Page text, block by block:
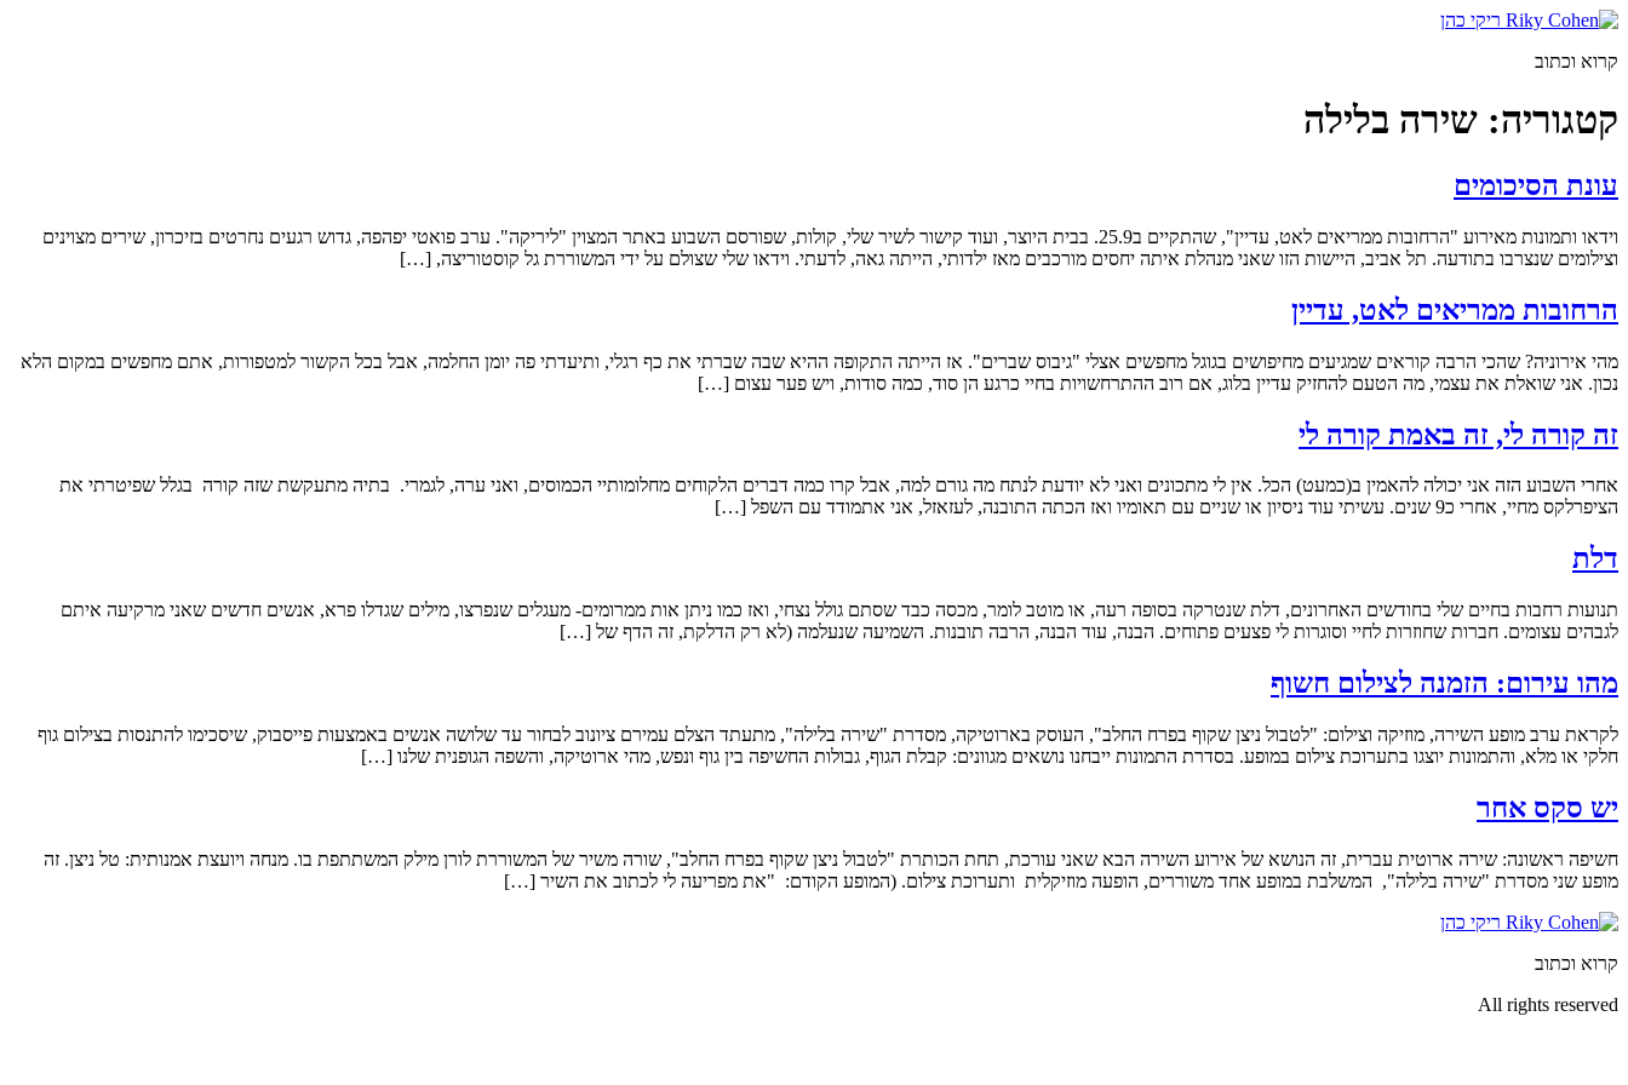
דלג
קרוא וכתוב
קטגוריה: שירה בלילה
עונת הסיכומים
וידאו ותמונות מאירוע "הרחובות ממריאים לאט, עדיין", שהתקיים ב25.9. בבית היוצר, ועוד קישור לשיר שלי, קולות, שפורסם השבוע באתר המצוין "ליריקה". ערב פואטי יפהפה, גדוש רגעים נחרטים בזיכרון, שירים מצוינים
וצילומים שנצרבו בתודעה. תל אביב, היישות הזו שאני מנהלת איתה יחסים מורכבים מאז ילדותי, הייתה גאה, לדעתי. וידאו שלי שצולם על ידי המשוררת גל קוסטוריצה, […]
הרחובות ממריאים לאט, עדיין
מהי אירוניה? שהכי הרבה קוראים שמגיעים מחיפושים בגוגל מחפשים אצלי "גיבוס שברים". אז הייתה התקופה ההיא שבה שברתי את כף רגלי, ותיעדתי פה יומן החלמה, אבל בכל הקשור למטפורות, אתם מחפשים במקום הלא
נכון. אני שואלת את עצמי, מה הטעם להחזיק עדיין בלוג, אם רוב ההתרחשויות בחיי כרגע הן סוד, כמה סודות, ויש פער עצום […]
זה קורה לי, זה באמת קורה לי
אחרי השבוע הזה אני יכולה להאמין ב(כמעט) הכל. אין לי מתכונים ואני לא יודעת לנתח מה גורם למה, אבל קרו כמה דברים הלקוחים מחלומותיי הכמוסים, ואני ערה, לגמרי. בתיה מתעקשת שזה קורה בגלל שפיטרתי את
הציפרלקס מחיי, אחרי כ9 שנים. עשיתי עוד ניסיון או שניים עם תאומיו ואז הכתה התובנה, לעזאזל, אני אתמודד עם השפל […]
דלת
תנועות רחבות בחיים שלי בחודשים האחרונים, דלת שנטרקה בסופה רעה, או מוטב לומר, מכסה כבד שסתם גולל נצחי, ואז כמו ניתן אות ממרומים- מעגלים שנפרצו, מילים שגדלו פרא, אנשים חדשים שאני מרקיעה איתם
לגבהים עצומים. חברות שחוזרות לחיי וסוגרות לי פצעים פתוחים. הבנה, עוד הבנה, הרבה תובנות. השמיעה שנעלמה (לא רק הדלקת, זה הדף של […]
מהו עירום: הזמנה לצילום חשוף
לקראת ערב מופע השירה, מוזיקה וצילום: "לטבול ניצן שקוף בפרח החלב", העוסק בארוטיקה, מסדרת "שירה בלילה", מתעתד הצלם עמירם ציונוב לבחור עד שלושה אנשים באמצעות פייסבוק, שיסכימו להתנסות בצילום גוף
חלקי או מלא, והתמונות יוצגו בתערוכת צילום במופע. בסדרת התמונות ייבחנו נושאים מגוונים: קבלת הגוף, גבולות החשיפה בין גוף ונפש, מהי ארוטיקה, והשפה הגופנית שלנו […]
יש סקס אחר
חשיפה ראשונה: שירה ארוטית עברית, זה הנושא של אירוע השירה הבא שאני עורכת, תחת הכותרת "לטבול ניצן שקוף בפרח החלב", שורה משיר של המשוררת לורן מילק המשתתפת בו. מנחה ויועצת אמנותית: טל ניצן. זה
מופע שני מסדרת "שירה בלילה", המשלבת במופע אחד משוררים, הופעה מוזיקלית ותערוכת צילום. (המופע הקודם: "את מפריעה לי לכתוב את השיר […]
קרוא וכתוב
All rights reserved